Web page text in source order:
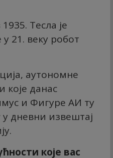
Тесла је
21. веку робот
аутономне
које данас
и Фигуре АИ ту
дневни извештај
које вас